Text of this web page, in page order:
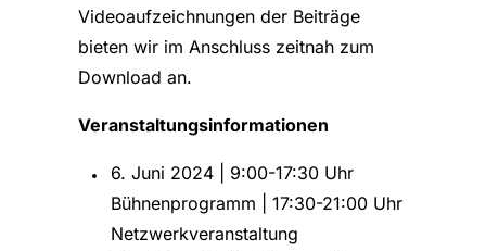
Videoaufzeichnungen der Beiträge
bieten wir im Anschluss zeitnah zum
Download an.
Veranstaltungsinformationen
6. Juni 2024 | 9:00-17:30 Uhr
Bühnenprogramm | 17:30-21:00 Uhr
Netzwerkveranstaltung